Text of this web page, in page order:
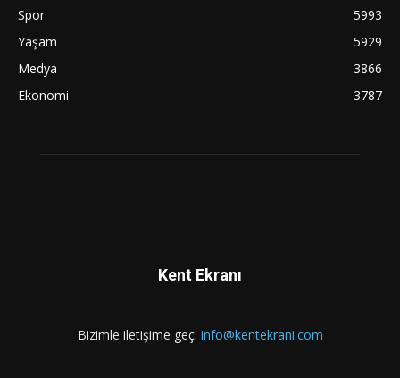
Spor
5993
Yaşam
5929
Medya
3866
Ekonomi
3787
Kent Ekranı
Bizimle iletişime geç: info@kentekrani.com